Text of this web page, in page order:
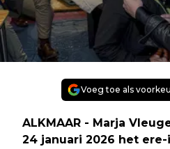
Voeg toe als
ALKMAAR - Marja
24 januari 2026 het